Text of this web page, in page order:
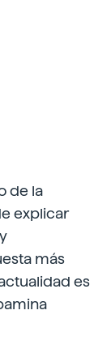
de la
explicar
más
es